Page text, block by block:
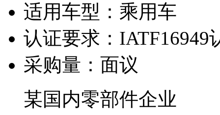
适用车型： 乘用车
认证要求： IATF16949
采购量： 面议
某国内零部件企业